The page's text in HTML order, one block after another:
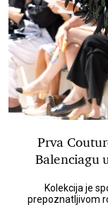
Prva
Balenciagu
Kolekcija je
prepoznatljivom